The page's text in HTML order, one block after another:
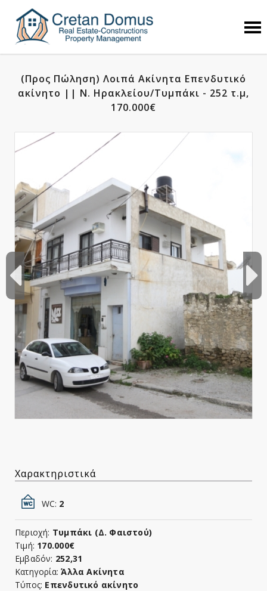
(Προς Πώληση) Λοιπά Ακίνητα Επενδυτικό
ακίνητο || Ν. Ηρακλείου/Τυμπάκι - 252 τ.μ,
170.000€
Χαρακτηριστικά
WC: 2
Περιοχή: Τυμπάκι (Δ. Φαιστού)
Τιμή: 170.000€
Εμβαδόν: 252,31
Κατηγορία: Άλλα Ακίνητα
Τύπος: Επενδυτικό ακίνητο